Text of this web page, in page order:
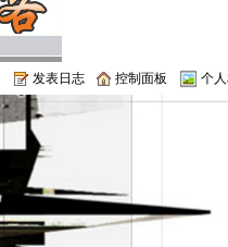
发表日志 控制面板 个